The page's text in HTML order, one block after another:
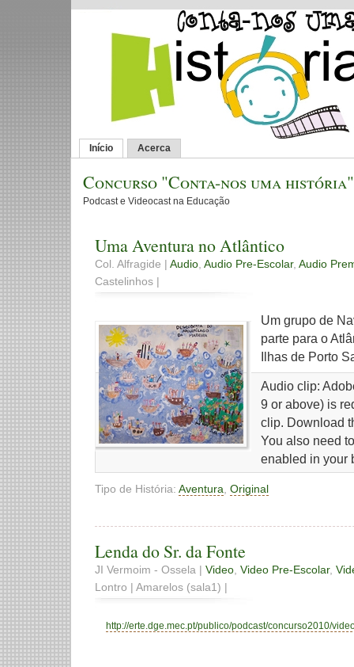
Início Acerca
Concurso "Conta-nos uma história"
Podcast e Videocast na Educação
Uma Aventura no Atlântico
Col. Alfragide | Audio Audio Pre-Escolar, Audio
Castelinhos |
Um grupo de
parte para o
Ilhas de Porto
Audio clip:
9 or above) is
clip. Download
You also need
enabled in your
Tipo de História: Aventura Original
Lenda do Sr. da Fonte
JI Vermoim - Ossela | Video, Video Pre-Escolar,
Lontro | Amarelos (sala1) |
http://erte.dge.mec.pt/publico/podcast/concurso2010/